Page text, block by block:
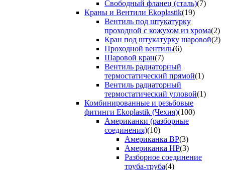
Свободный фланец (сталь)(7)
Краны и Вентили Ekoplastik(19)
Вентиль под штукатурку
проходной с кожухом из хрома(2)
Кран под штукатурку шаровой(2)
Проходной вентиль(6)
Шаровой кран(7)
Вентиль радиаторный
термостатический прямой(1)
Вентиль радиаторный
термостатический угловой(1)
Комбинированные и резьбовые
фитинги Ekoplastik (Чехия)(100)
Американки (разборные
соединения)(10)
Американка ВР(3)
Американка НР(3)
Разборное соединение
труба-труба(4)